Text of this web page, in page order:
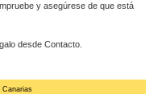
y asegúrese de que está
desde Contacto.
Canarias